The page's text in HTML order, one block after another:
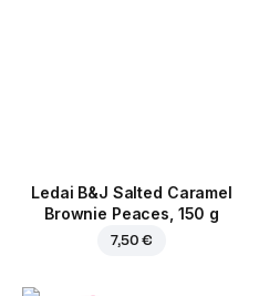
Ledai B&J Salted Caramel
Brownie Peaces, 150 g
7,50 €